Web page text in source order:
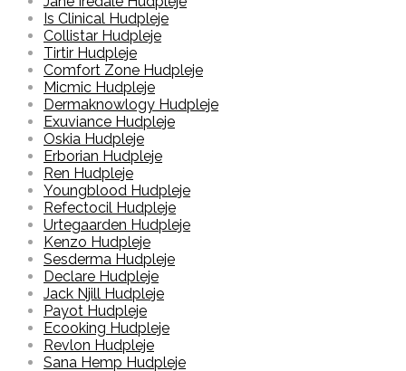
Is Clinical Hudpleje
Collistar Hudpleje
Tirtir Hudpleje
Comfort Zone Hudpleje
Micmic Hudpleje
Dermaknowlogy Hudpleje
Exuviance Hudpleje
Oskia Hudpleje
Erborian Hudpleje
Ren Hudpleje
Youngblood Hudpleje
Refectocil Hudpleje
Urtegaarden Hudpleje
Kenzo Hudpleje
Sesderma Hudpleje
Declare Hudpleje
Jack Njill Hudpleje
Payot Hudpleje
Ecooking Hudpleje
Revlon Hudpleje
Sana Hemp Hudpleje